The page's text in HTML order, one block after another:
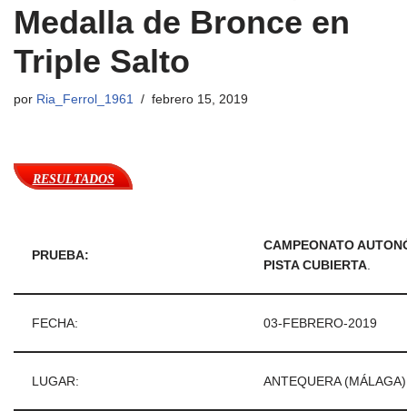
Medalla de Bronce en
Triple Salto
por Ria_Ferrol_1961 febrero 15, 2019
RESULTADOS
PRUEBA:
CAMPEONATO
PISTA CUBIERTA
FECHA: 03-FEBRERO-2019
LUGAR: ANTEQUERA